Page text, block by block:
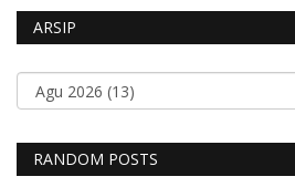
ARSIP
RANDOM POSTS